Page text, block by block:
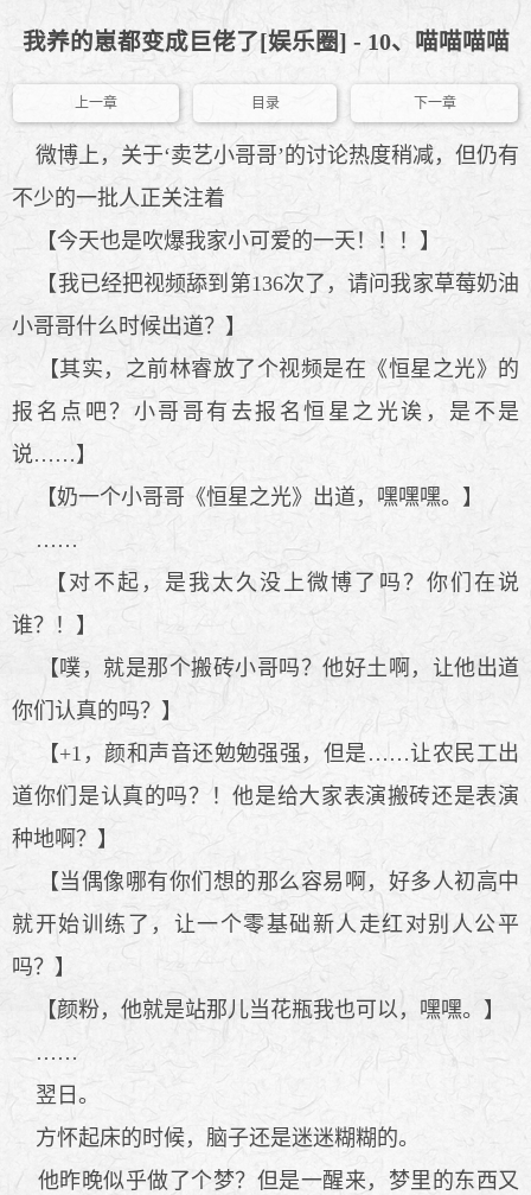
我养的崽都变成巨佬了[娱乐圈] - 10、喵喵喵喵
上一章 目录 下一章
微博上，关于‘卖艺小哥哥’的讨论热度稍减，但仍有
不少的一批人正关注着
【今天也是吹爆我家小可爱的一天！！！】
【我已经把视频舔到第136次了，请问我家草莓奶油
小哥哥什么时候出道？】
【其实，之前林睿放了个视频是在《恒星之光》的
报名点吧？小哥哥有去报名恒星之光诶，是不是
说……】
【奶一个小哥哥《恒星之光》出道，嘿嘿嘿。】
……
【对不起，是我太久没上微博了吗？你们在说
谁？！】
【噗，就是那个搬砖小哥吗？他好土啊，让他出道
你们认真的吗？】
【+1，颜和声音还勉勉强强，但是……让农民工出
道你们是认真的吗？！他是给大家表演搬砖还是表演
种地啊？】
【当偶像哪有你们想的那么容易啊，好多人初高中
就开始训练了，让一个零基础新人走红对别人公平
吗？】
【颜粉，他就是站那儿当花瓶我也可以，嘿嘿。】
……
翌日。
方怀起床的时候，脑子还是迷迷糊糊的。
他昨晚似乎做了个梦？但是一醒来，梦里的东西又